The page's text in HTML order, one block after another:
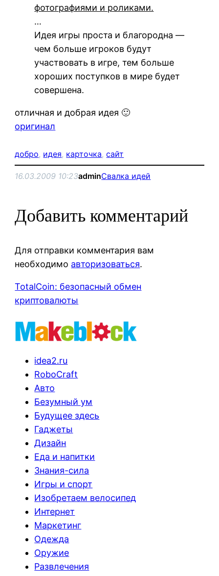
фотографиями и роликами.
…
Идея игры проста и благородна —
чем больше игроков будут
участвовать в игре, тем больше
хороших поступков в мире будет
совершена.
отличная и добрая идея 🙂
оригинал
добро, идея, карточка, сайт
16.03.2009 10:23adminСвалка идей
Добавить комментарий
Для отправки комментария вам
необходимо авторизоваться.
TotalCoin: безопасный обмен
криптовалюты
idea2.ru
RoboCraft
Авто
Безумный ум
Будущее здесь
Гаджеты
Дизайн
Еда и напитки
Знания-сила
Игры и спорт
Изобретаем велосипед
Интернет
Маркетинг
Одежда
Оружие
Развлечения